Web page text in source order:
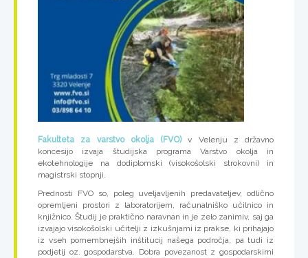
Fakulteta za varstvo okolja (FVO)v Velenju z državno
koncesijo izvaja študijska programa Varstvo okolja in
ekotehnologije na dodiplomski (visokošolski strokovni) in
magistrski stopnji.
Prednosti FVO so, poleg uveljavljenih predavateljev, odlično
opremljeni prostori z laboratorijem, računalniško učilnico in
knjižnico. Študij je praktično naravnan in je zelo zanimiv, saj ga
izvajajo visokošolski učitelji z izkušnjami iz prakse, ki prihajajo
iz vseh pomembnejših inštitucij našega področja, pa tudi iz
podjetij oz. gospodarstva. Dobra povezanost z gospodarskimi